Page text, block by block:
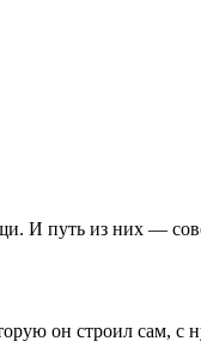
И путь из них —
он строил сам, с